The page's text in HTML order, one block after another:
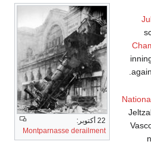
22 أكتوبر:
Montparnasse derailment
.